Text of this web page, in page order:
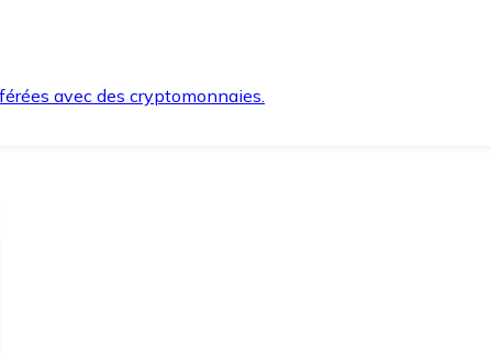
avec des cryptomonnaies.
et en toute sécurité.
lorsque vous en avez besoin.